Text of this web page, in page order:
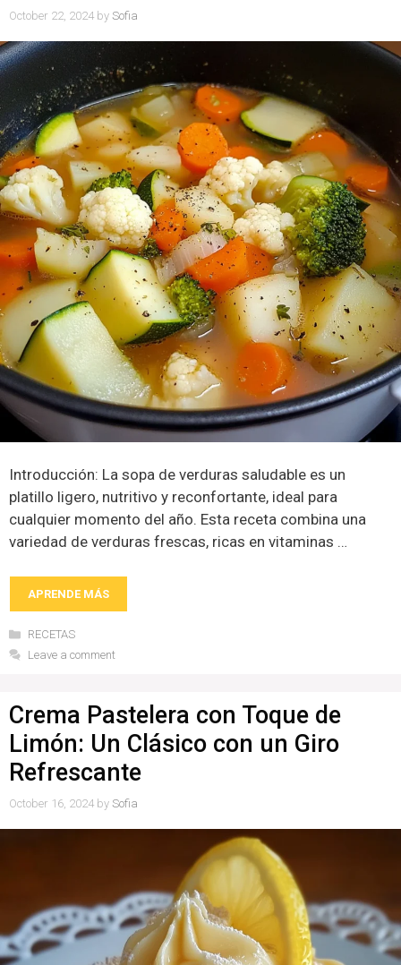
October 22, 2024 by Sofia
Introducción: La sopa de verduras saludable es un
platillo ligero, nutritivo y reconfortante, ideal para
cualquier momento del año. Esta receta combina una
variedad de verduras frescas, ricas en vitaminas …
APRENDE MÁS
Categories
RECETAS
Leave a comment
Crema Pastelera con Toque de
Limón: Un Clásico con un Giro
Refrescante
October 16, 2024 by Sofia